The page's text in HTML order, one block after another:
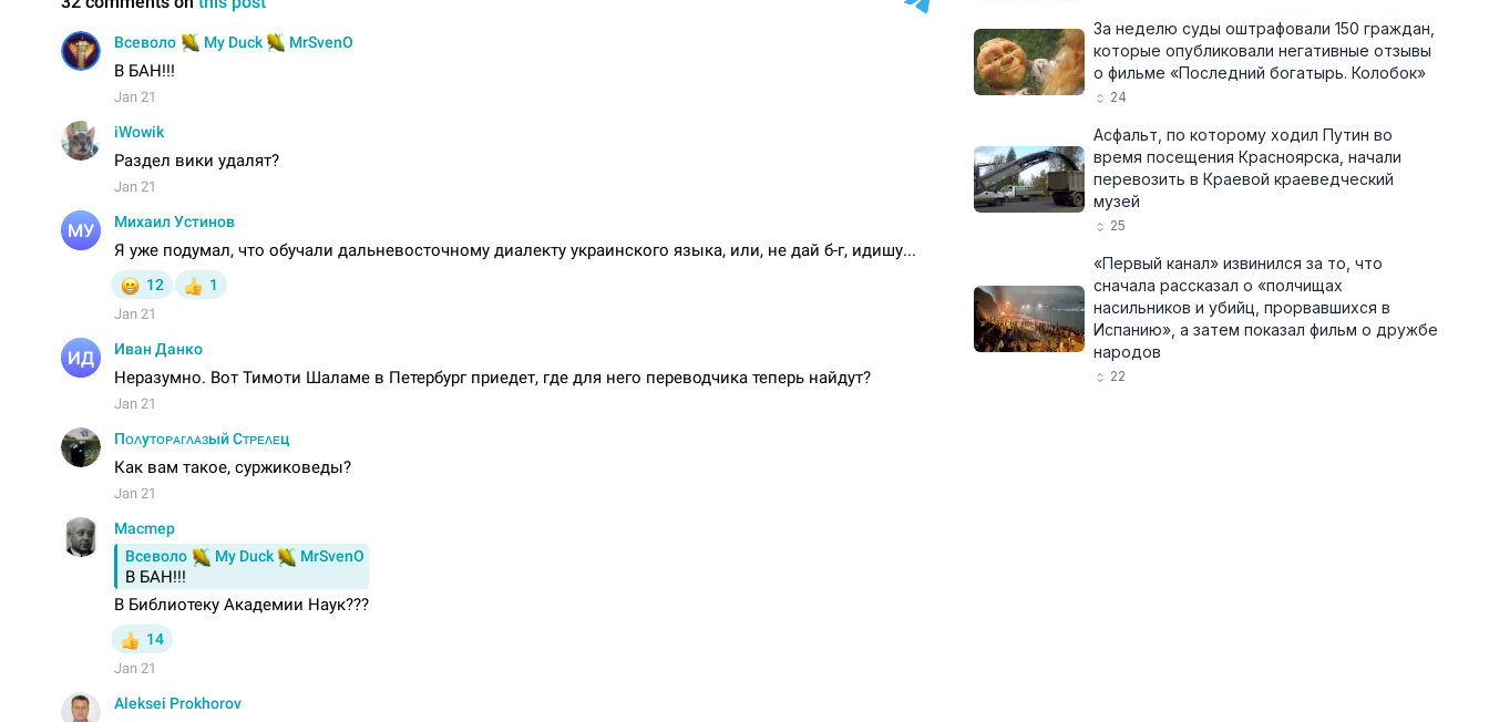
За неделю суды оштрафовали 150 граждан,
которые опубликовали негативные отзывы
о фильме «Последний богатырь. Колобок»
24
Асфальт, по которому ходил Путин во
время посещения Красноярска, начали
перевозить в Краевой краеведческий
музей
25
«Первый канал» извинился за то, что
сначала рассказал о «полчищах
насильников и убийц, прорвавшихся в
Испанию», а затем показал фильм о дружбе
народов
22